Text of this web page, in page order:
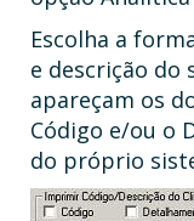
Escolha a
e descrição do
apareçam os
Código e/ou o
do próprio